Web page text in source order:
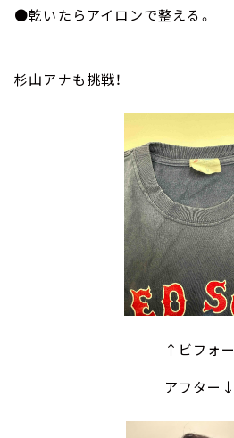
●乾いたらアイロンで整える。
杉山アナも挑戦！
↑ビフォー
アフター↓